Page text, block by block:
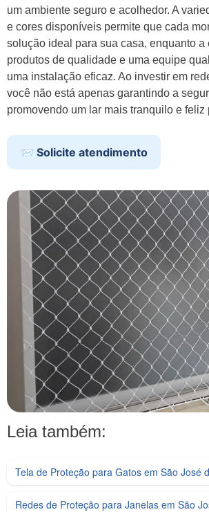
um ambiente seguro e acolhedor. A
e cores disponíveis permite que cada
solução ideal para sua casa, enquanto a
produtos de qualidade e uma equipe
uma instalação eficaz. Ao investir em
você não está apenas garantindo a
promovendo um lar mais tranquilo e feliz
📨 Solicite atendimento
Leia também:
Tela de Proteção para Gatos em São José
Redes de Proteção para Janelas em São